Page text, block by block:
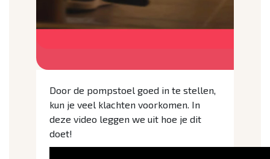
Door de pompstoel goed in te stellen,
kun je veel klachten voorkomen. In
deze video leggen we uit hoe je dit
doet!